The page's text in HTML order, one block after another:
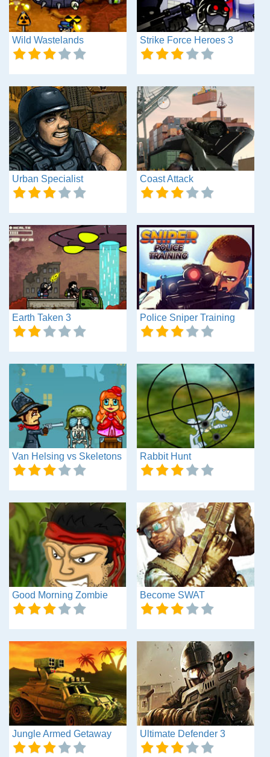
Wild Wastelands Strike Force Heroes 3
Urban Specialist Coast Attack
Earth Taken 3 Police Sniper Training
Van Helsing vs Skeletons Rabbit Hunt
Good Morning Zombie Become SWAT
Jungle Armed Getaway Ultimate Defender 3